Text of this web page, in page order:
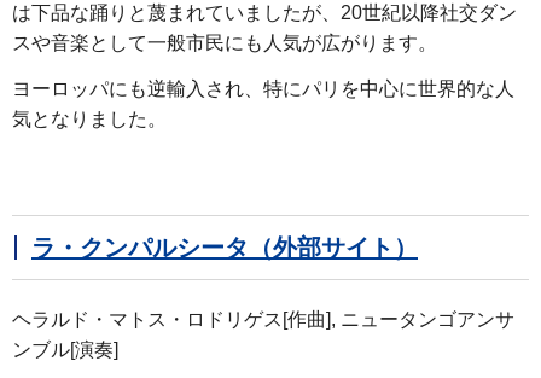
は下品な踊りと蔑まれていましたが、20世紀以降社交ダン
スや音楽として一般市民にも人気が広がります。
ヨーロッパにも逆輸入され、特にパリを中心に世界的な人
気となりました。
ラ・クンパルシータ（外部サイト）
ヘラルド・マトス・ロドリゲス[作曲], ニュータンゴアンサ
ンブル[演奏]